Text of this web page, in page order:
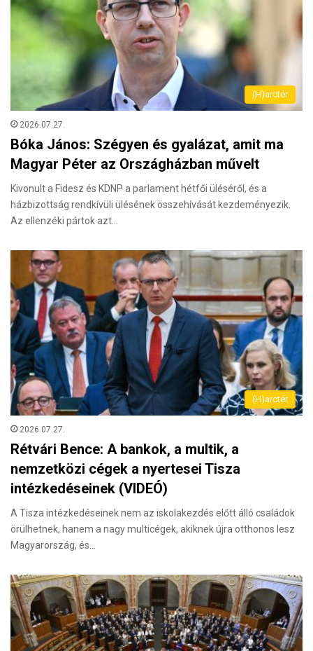
(H)arctér
2026.07.27.
Bóka János: Szégyen és gyalázat, amit ma
Magyar Péter az Országházban művelt
Kivonult a Fidesz és KDNP a parlament hétfői üléséről, és a
házbizottság rendkívüli ülésének összehívását kezdeményezik.
Az ellenzéki pártok azt…
(H)arctér
2026.07.27.
Rétvári Bence: A bankok, a multik, a
nemzetközi cégek a nyertesei Tisza
intézkedéseinek (VIDEÓ)
A Tisza intézkedéseinek nem az iskolakezdés előtt álló családok
örülhetnek, hanem a nagy multicégek, akiknek újra otthonos lesz
Magyarország, és…